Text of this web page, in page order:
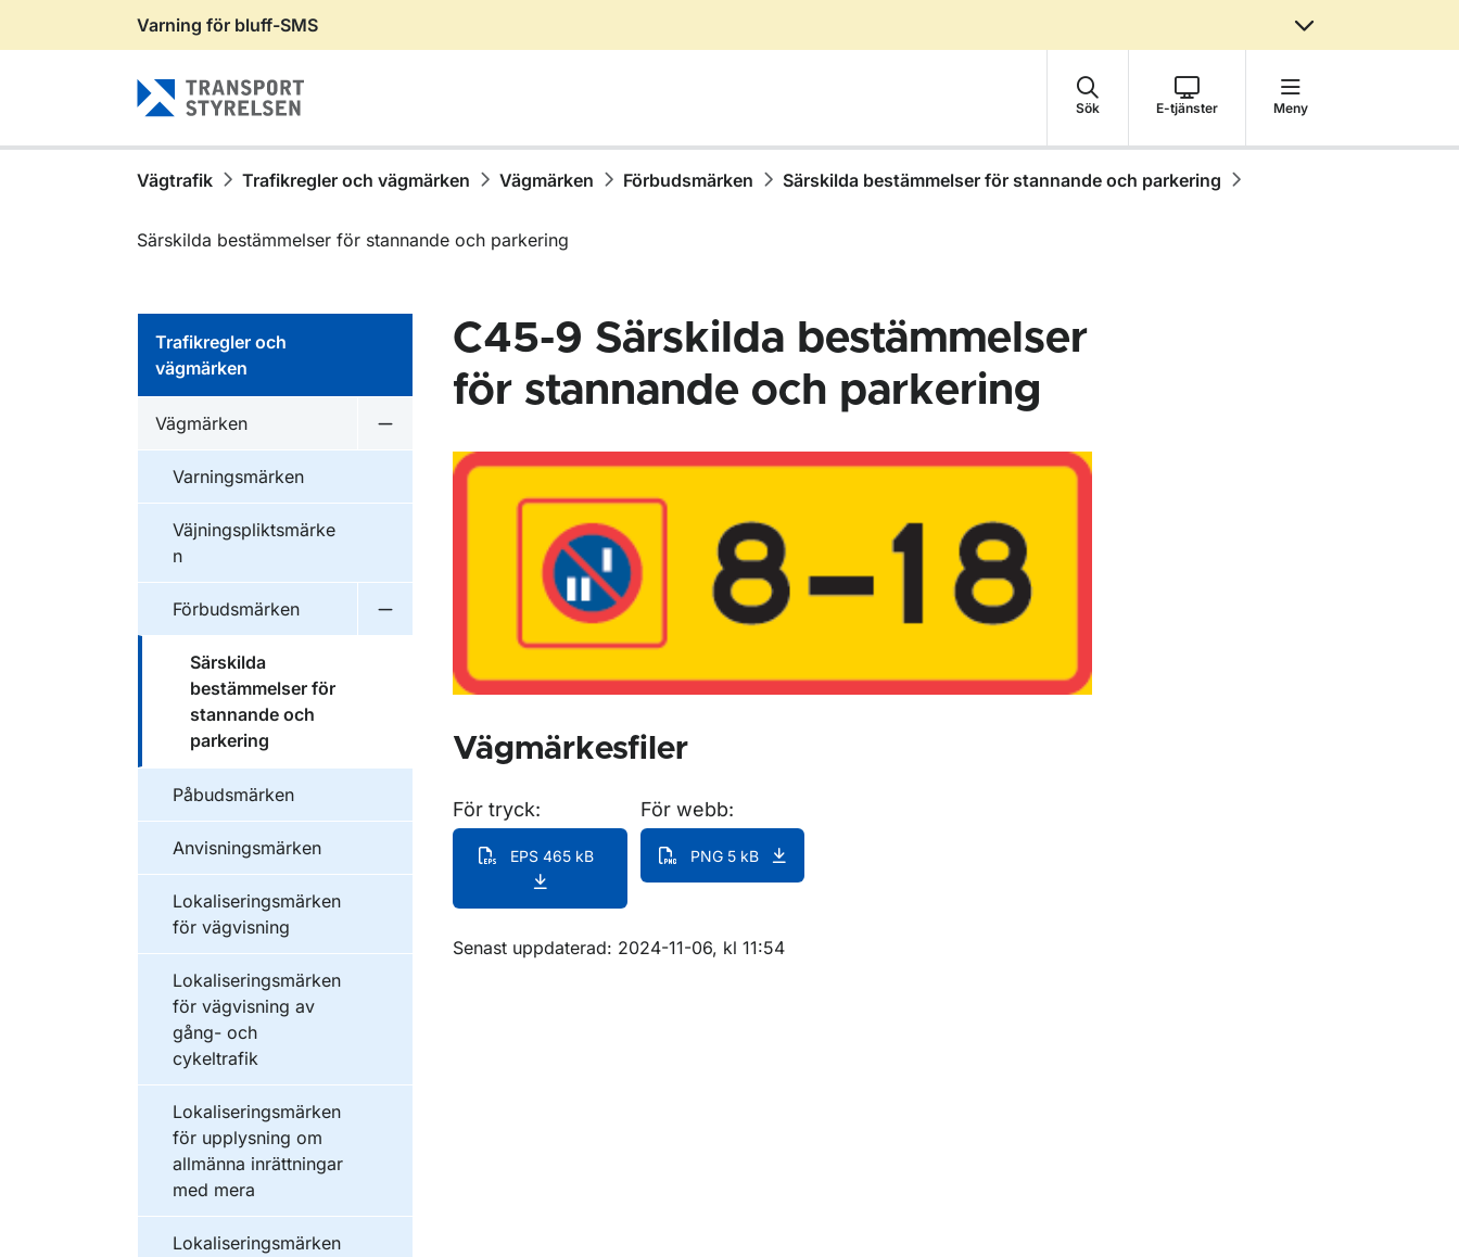
Gå till sidans innehåll
Varning för bluff-SMS
Sök E-tjänster Meny
Vägtrafik Trafikregler och vägmärken Vägmärken Förbudsmärken Särskilda bestämmelser för stannande och parkering
Särskilda bestämmelser för stannande och parkering
Trafikregler och
vägmärken
Vägmärken
Varningsmärken
Väjningspliktsmärke
n
Förbudsmärken
Undermeny för Förbudsmärken
Särskilda
bestämmelser för
stannande och
parkering
Påbudsmärken
Anvisningsmärken
Lokaliseringsmärken
för vägvisning
Lokaliseringsmärken
för vägvisning av
gång- och
cykeltrafik
Lokaliseringsmärken
för upplysning om
allmänna inrättningar
med mera
Lokaliseringsmärken
C45-9 Särskilda bestämmelser
för stannande och parkering
Vägmärkesfiler
För tryck:
EPS 465 kB
För webb:
PNG 5 kB
Om sidan
Senast uppdaterad: 2024-11-06, kl 11:54